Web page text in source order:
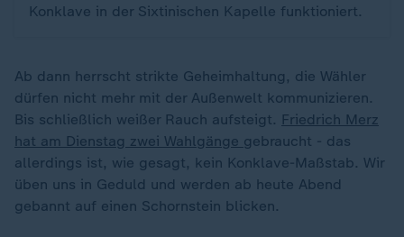
Konklave in der Sixtinischen Kapelle funktioniert.
Ab dann herrscht strikte Geheimhaltung, die Wähler
dürfen nicht mehr mit der Außenwelt kommunizieren.
Bis schließlich weißer Rauch aufsteigt. Friedrich Merz
hat am Dienstag zwei Wahlgänge gebraucht - das
allerdings ist, wie gesagt, kein Konklave-Maßstab. Wir
üben uns in Geduld und werden ab heute Abend
gebannt auf einen Schornstein blicken.